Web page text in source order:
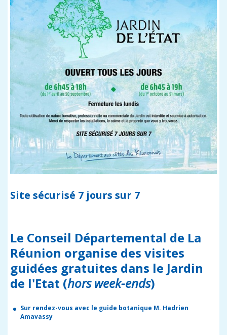
Site sécurisé 7 jours sur 7
Le Conseil Départemental de La
Réunion organise des visites
guidées gratuites dans le Jardin
de l'Etat (hors week-ends)
Sur rendez-vous avec le guide botanique M. Hadrien
Amavassy